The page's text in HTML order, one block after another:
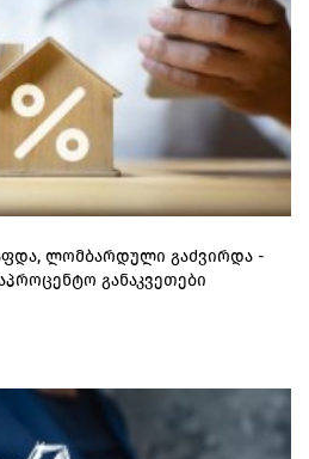
ლომბარდული გაძვირდა -
განაკვეთები